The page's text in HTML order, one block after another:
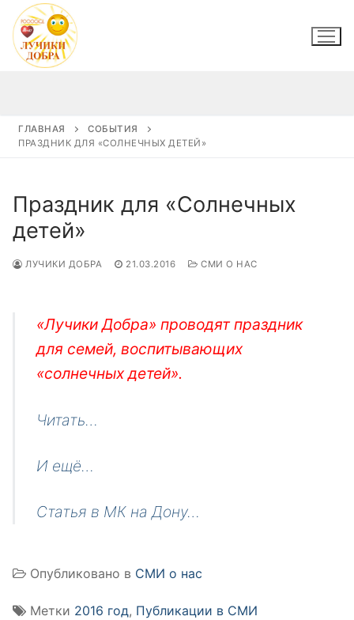
Перейти
содержимому
ГЛАВНАЯ
СОБЫТИЯ
ПРАЗДНИК ДЛЯ «СОЛНЕЧНЫХ ДЕТЕЙ»
Праздник для «Солнечных
детей»
ЛУЧИКИ ДОБРА 21.03.2016 СМИ О НАС
«Лучики Добра» проводят праздник
для семей, воспитывающих
«солнечных детей».
Читать…
И ещё…
Статья в МК на Дону…
Опубликовано в СМИ о нас
Метки 2016 год, Публикации в СМИ